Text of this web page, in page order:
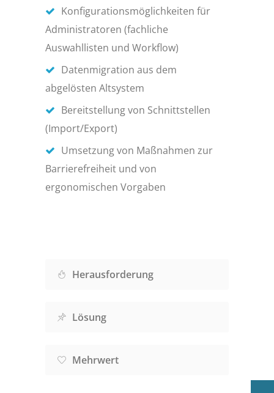
Konfigurationsmöglichkeiten für
Administratoren (fachliche
Auswahllisten und Workflow)
Datenmigration aus dem
abgelösten Altsystem
Bereitstellung von Schnittstellen
(Import/Export)
Umsetzung von Maßnahmen zur
Barrierefreiheit und von
ergonomischen Vorgaben
Herausforderung
Lösung
Mehrwert